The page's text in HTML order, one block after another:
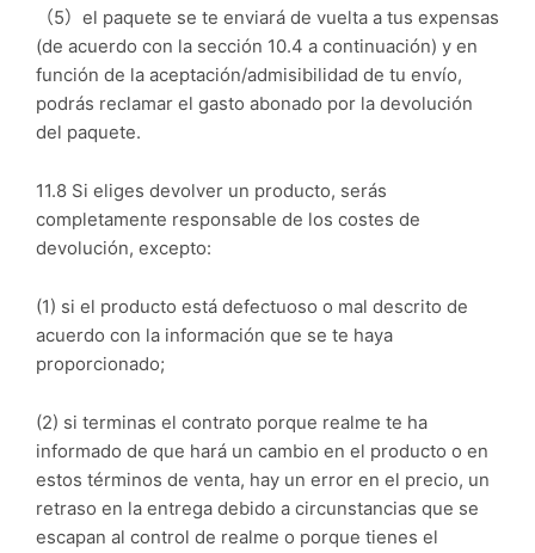
（5）el paquete se te enviará de vuelta a tus expensas
(de acuerdo con la sección 10.4 a continuación) y en
función de la aceptación/admisibilidad de tu envío,
podrás reclamar el gasto abonado por la devolución
del paquete.
11.8 Si eliges devolver un producto, serás
completamente responsable de los costes de
devolución, excepto:
(1) si el producto está defectuoso o mal descrito de
acuerdo con la información que se te haya
proporcionado;
(2) si terminas el contrato porque realme te ha
informado de que hará un cambio en el producto o en
estos términos de venta, hay un error en el precio, un
retraso en la entrega debido a circunstancias que se
escapan al control de realme o porque tienes el